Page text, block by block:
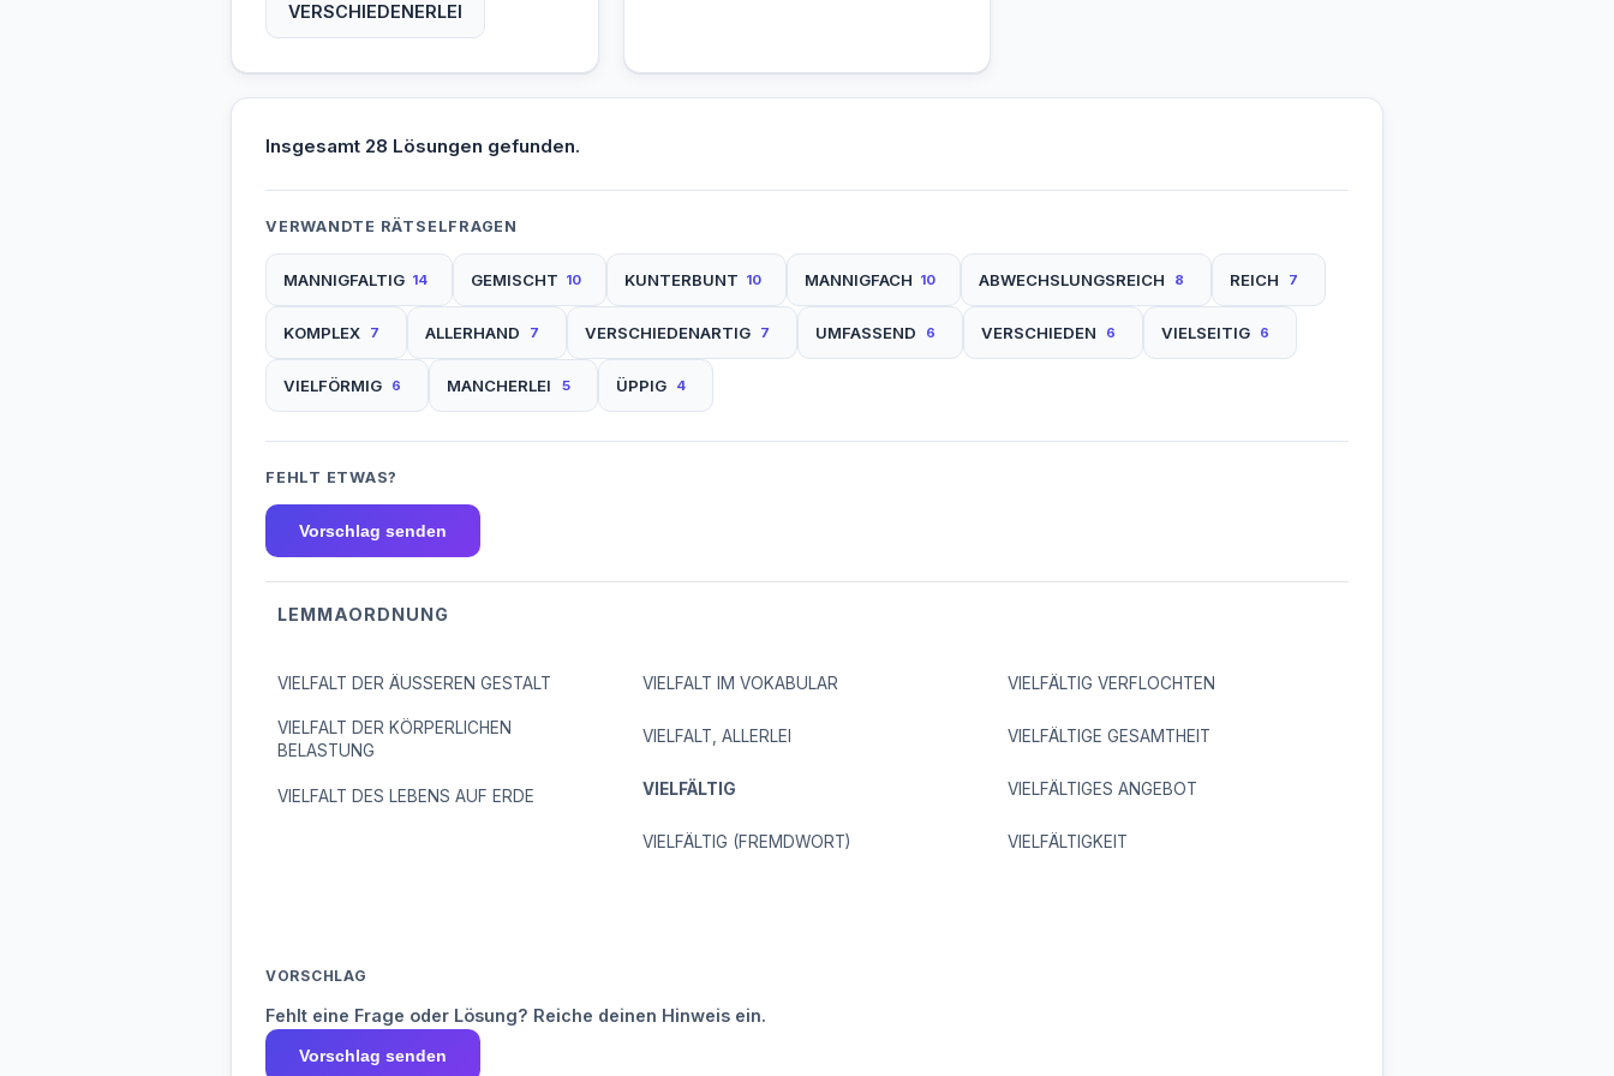
VERSCHIEDENERLEI
Insgesamt 28 Lösungen gefunden.
VERWANDTE RÄTSELFRAGEN
MANNIGFALTIG 14 GEMISCHT 10 KUNTERBUNT 10 MANNIGFACH 10 ABWECHSLUNGSREICH 8 REICH 7
KOMPLEX 7 ALLERHAND 7 VERSCHIEDENARTIG 7 UMFASSEND 6 VERSCHIEDEN 6 VIELSEITIG 6
VIELFÖRMIG 6 MANCHERLEI 5 ÜPPIG 4
FEHLT ETWAS?
Vorschlag senden
LEMMAORDNUNG
VIELFALT DER ÄUSSEREN GESTALT
VIELFALT DER KÖRPERLICHEN
BELASTUNG
VIELFALT DES LEBENS AUF ERDE
VIELFALT IM VOKABULAR
VIELFALT, ALLERLEI
VIELFÄLTIG
VIELFÄLTIG (FREMDWORT)
VIELFÄLTIG VERFLOCHTEN
VIELFÄLTIGE GESAMTHEIT
VIELFÄLTIGES ANGEBOT
VIELFÄLTIGKEIT
VORSCHLAG
Fehlt eine Frage oder Lösung? Reiche deinen Hinweis ein.
Vorschlag senden